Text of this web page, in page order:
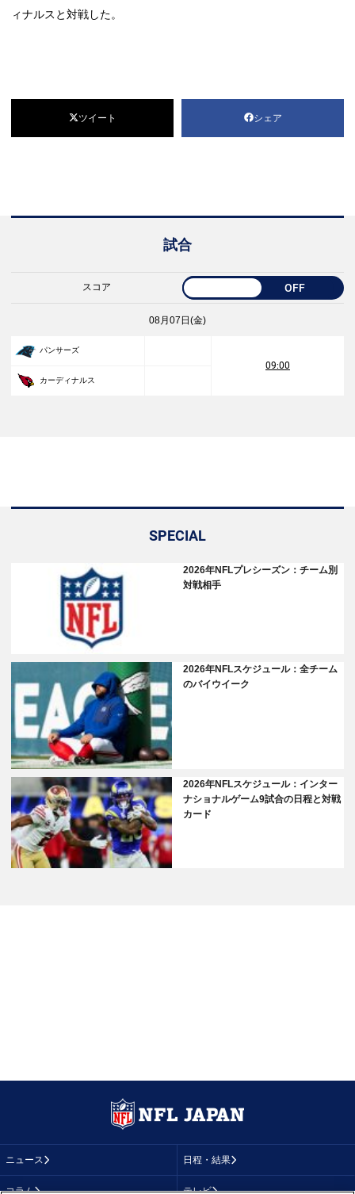
ィナルスと対戦した。
ツイート シェア
試合
スコア OFF
08月07日(金)
パンサーズ
09:00
カーディナルス
SPECIAL
2026年NFLプレシーズン：チーム別
対戦相手
2026年NFLスケジュール：全チーム
のバイウイーク
2026年NFLスケジュール：インター
ナショナルゲーム9試合の日程と対戦
カード
ニュース 日程・結果
コラム テレビ